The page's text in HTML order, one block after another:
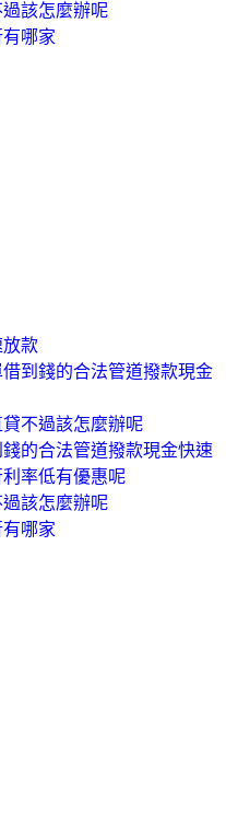
該怎麼辦呢
哪家
放款
到錢的合法管道撥款現金
不過該怎麼辦呢
的合法管道撥款現金快速
率低有優惠呢
該怎麼辦呢
哪家